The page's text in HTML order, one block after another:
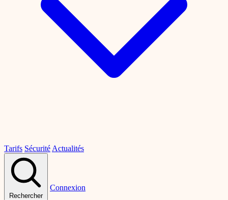
Tarifs Sécurité Actualités
Rechercher
Connexion